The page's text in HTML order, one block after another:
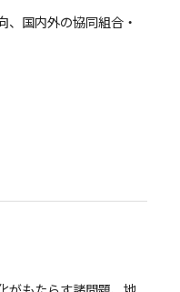
、国内外の協同組合・